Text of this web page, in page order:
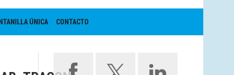
ÚNICA CONTACTO